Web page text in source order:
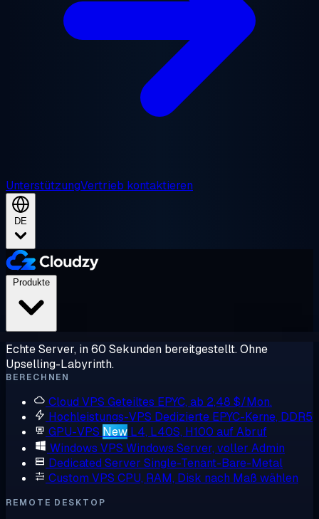
UnterstützungVertrieb kontaktieren
DE
Echte Server, in 60 Sekunden bereitgestellt. Ohne
Upselling-Labyrinth.
BERECHNEN
Cloud VPS Geteiltes EPYC, ab 2,48 $/Mon.
Hochleistungs-VPS Dedizierte EPYC-Kerne, DDR5
GPU-VPS New L4, L40S, H100 auf Abruf
Windows VPS Windows Server, voller Admin
Dedicated Server Single-Tenant-Bare-Metal
Custom VPS CPU, RAM, Disk nach Maß wählen
REMOTE DESKTOP